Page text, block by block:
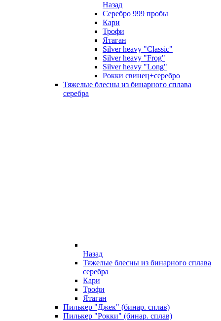
Назад
Серебро 999 пробы
Кари
Трофи
Ятаган
Silver heavy "Classic"
Silver heavy "Frog"
Silver heavy "Long"
Рокки свинец+серебро
Тяжелые блесны из бинарного сплава
серебра
Назад
Тяжелые блесны из бинарного сплава
серебра
Кари
Трофи
Ятаган
Пилькер "Джек" (бинар. сплав)
Пилькер "Рокки" (бинар. сплав)